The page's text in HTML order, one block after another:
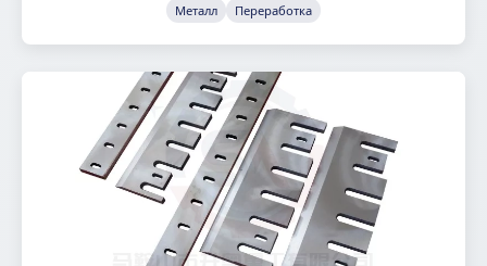
Металл Переработка